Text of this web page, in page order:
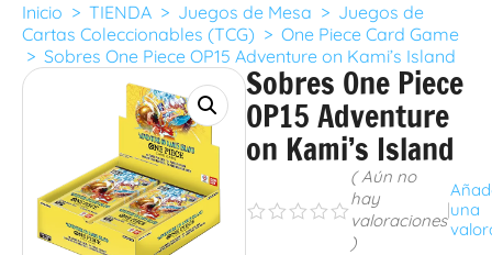
Inicio > TIENDA > Juegos de Mesa > Juegos de
Cartas Coleccionables (TCG) > One Piece Card Game
> Sobres One Piece OP15 Adventure on Kami’s Island
Sobres One Piece
OP15 Adventure
on Kami’s Island
sssss
( Aún no
hay
valoraciones
)
una